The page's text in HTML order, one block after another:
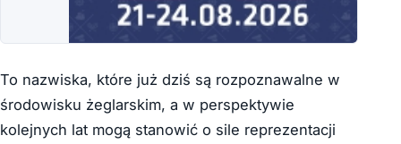
To nazwiska, które już dziś są rozpoznawalne w
środowisku żeglarskim, a w perspektywie
kolejnych lat mogą stanowić o sile reprezentacji